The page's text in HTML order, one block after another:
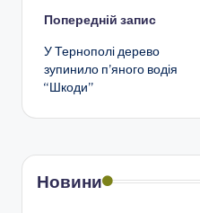
Навігація
по
запису
Попередній запис
У Тернополі дерево
зупинило п’яного водія
“Шкоди”
Новини